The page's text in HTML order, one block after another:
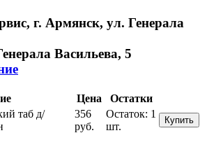
г. Армянск, ул. Генерала
Васильева, 5
Цена
Остатки
таб д/
356
руб.
Остаток: 1
шт.
Купить